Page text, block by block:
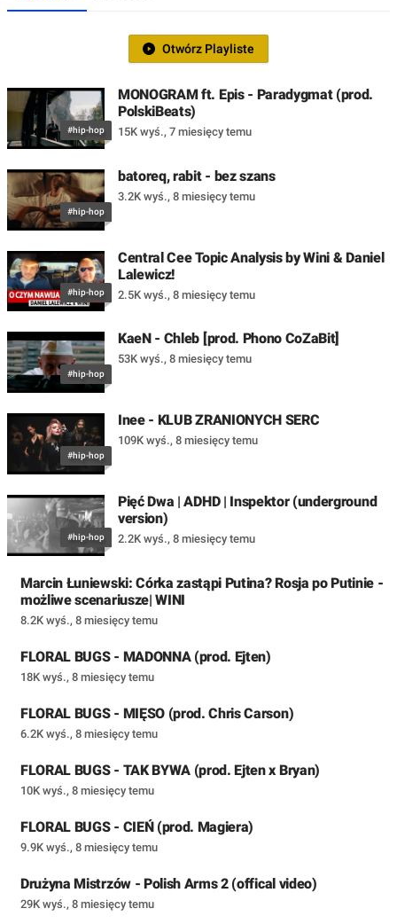
Otwórz Playliste
#hip-hop
MONOGRAM ft. Epis - Paradygmat (prod.
PolskiBeats)
15K wyś., 7 miesięcy temu
#hip-hop
batoreq, rabit - bez szans
3.2K wyś., 8 miesięcy temu
#hip-hop
Central Cee Topic Analysis by Wini & Daniel
Lalewicz!
2.5K wyś., 8 miesięcy temu
#hip-hop
KaeN - Chleb [prod. Phono CoZaBit]
53K wyś., 8 miesięcy temu
#hip-hop
Inee - KLUB ZRANIONYCH SERC
109K wyś., 8 miesięcy temu
#hip-hop
Pięć Dwa | ADHD | Inspektor (underground
version)
2.2K wyś., 8 miesięcy temu
Marcin Łuniewski: Córka zastąpi Putina? Rosja po Putinie -
możliwe scenariusze| WINI
8.2K wyś., 8 miesięcy temu
FLORAL BUGS - MADONNA (prod. Ejten)
18K wyś., 8 miesięcy temu
FLORAL BUGS - MIĘSO (prod. Chris Carson)
6.2K wyś., 8 miesięcy temu
FLORAL BUGS - TAK BYWA (prod. Ejten x Bryan)
10K wyś., 8 miesięcy temu
FLORAL BUGS - CIEŃ (prod. Magiera)
9.9K wyś., 8 miesięcy temu
Drużyna Mistrzów - Polish Arms 2 (offical video)
29K wyś., 8 miesięcy temu